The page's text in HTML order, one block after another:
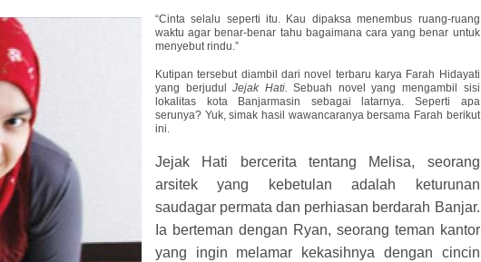
“Cinta selalu seperti itu. Kau dipaksa menembus ruang-ruang
waktu agar benar-benar tahu bagaimana cara yang benar untuk
menyebut rindu.”
Kutipan tersebut diambil dari novel terbaru karya Farah Hidayati
yang berjudulJejak Hati. Sebuah novel yang mengambil sisi
lokalitas kota Banjarmasin sebagai latarnya. Seperti apa
serunya? Yuk, simak hasil wawancaranya bersama Farah berikut
ini.
Jejak Hati bercerita tentang Melisa, seorang
arsitek yang kebetulan adalah keturunan
saudagar permata dan perhiasan berdarah Banjar.
Ia berteman dengan Ryan, seorang teman kantor
yang ingin melamar kekasihnya dengan cincin